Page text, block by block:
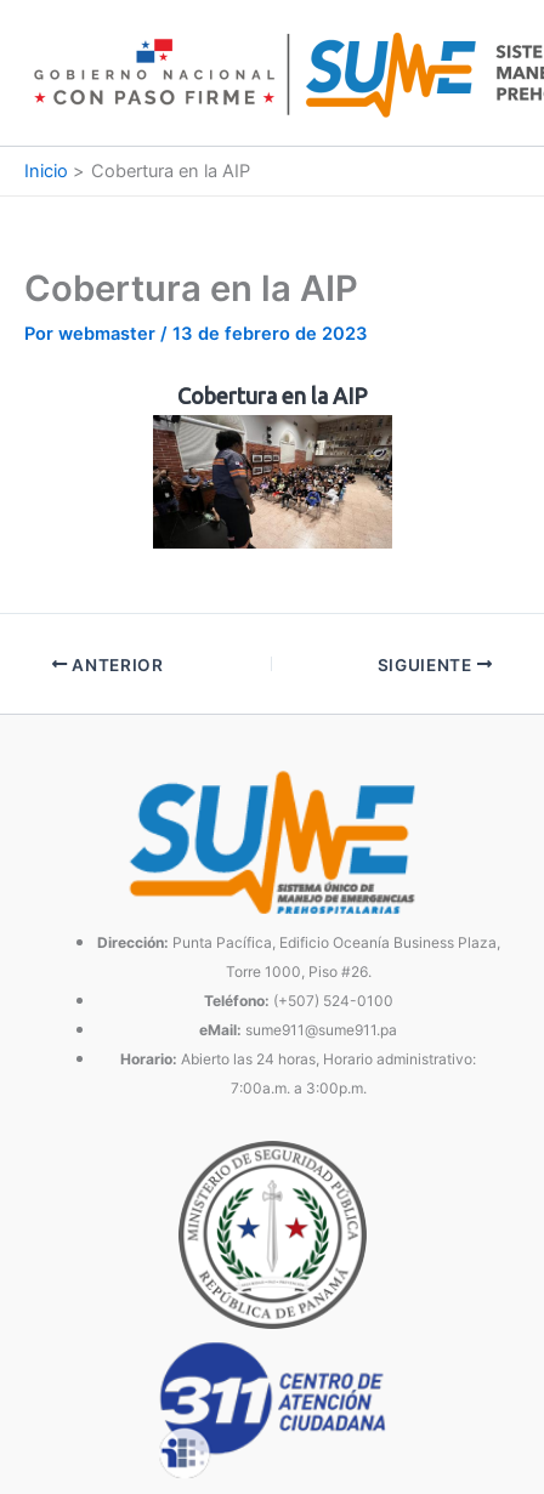
contenido
Inicio Cobertura en la AIP
Cobertura en la AIP
Por webmaster / 13 de febrero de 2023
Cobertura en la AIP
ANTERIOR SIGUIENTE
Dirección: Punta Pacífica, Edificio Oceanía Business Plaza,
Torre 1000, Piso #26.
Teléfono: (+507) 524-0100
eMail: sume911@sume911.pa
Horario: Abierto las 24 horas, Horario administrativo:
7:00a.m. a 3:00p.m.